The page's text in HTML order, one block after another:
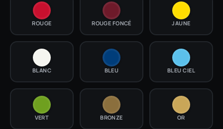
ROUGE ROUGE FONCÉ JAUNE
BLANC BLEU BLEU CIEL
VERT BRONZE OR